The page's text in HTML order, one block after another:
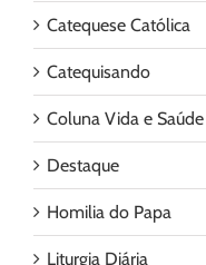
Catequese Católica
Catequisando
Coluna Vida e Saúde
Destaque
Homilia do Papa
Liturgia Diária